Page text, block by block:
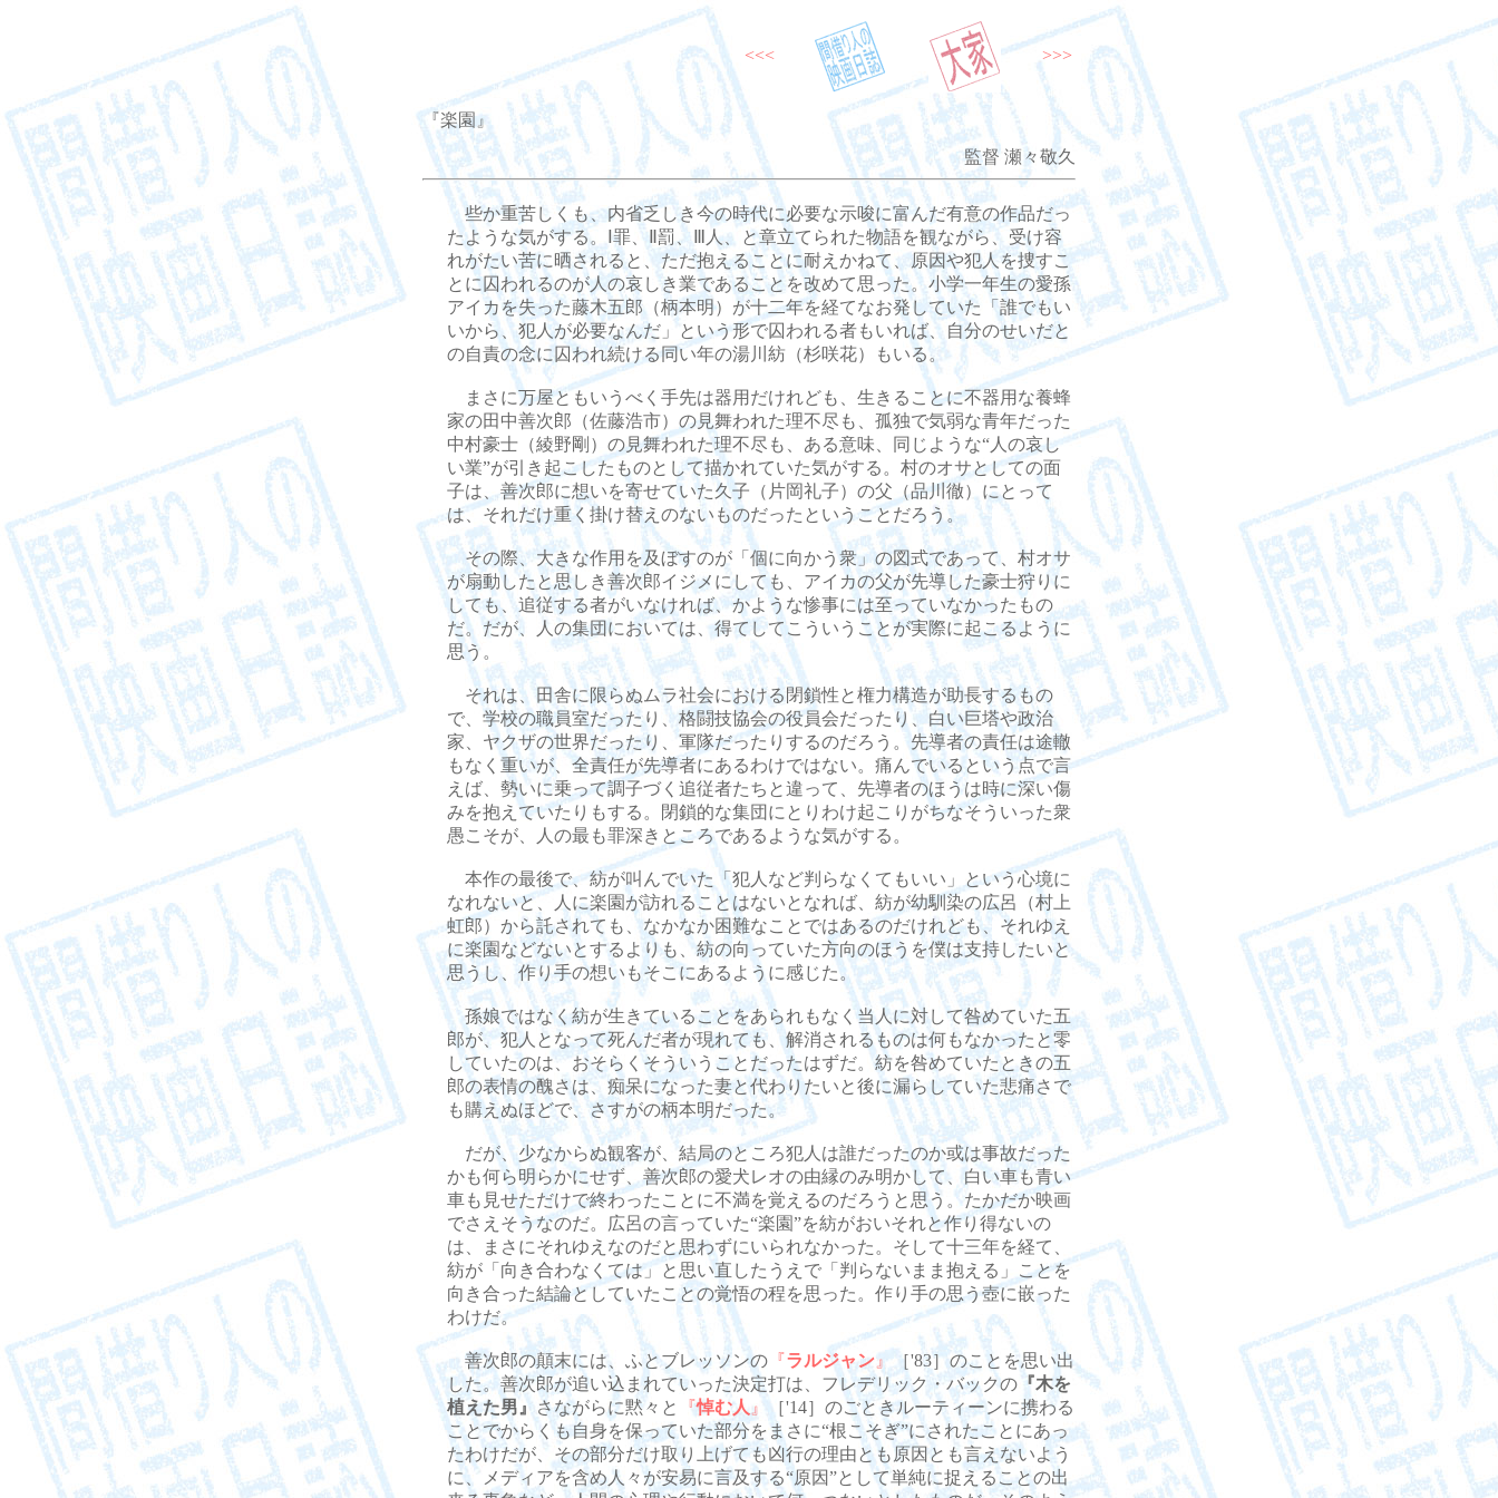
<<< >>>
『楽園』
監督 瀬々敬久
些か重苦しくも、内省乏しき今の時代に必要な示唆に富んだ有意の作品だっ
たような気がする。Ⅰ罪、Ⅱ罰、Ⅲ人、と章立てられた物語を観ながら、受け容
れがたい苦に晒されると、ただ抱えることに耐えかねて、原因や犯人を捜すこ
とに囚われるのが人の哀しき業であることを改めて思った。小学一年生の愛孫
アイカを失った藤木五郎（柄本明）が十二年を経てなお発していた「誰でもい
いから、犯人が必要なんだ」という形で囚われる者もいれば、自分のせいだと
の自責の念に囚われ続ける同い年の湯川紡（杉咲花）もいる。
まさに万屋ともいうべく手先は器用だけれども、生きることに不器用な養蜂
家の田中善次郎（佐藤浩市）の見舞われた理不尽も、孤独で気弱な青年だった
中村豪士（綾野剛）の見舞われた理不尽も、ある意味、同じような“人の哀し
い業”が引き起こしたものとして描かれていた気がする。村のオサとしての面
子は、善次郎に想いを寄せていた久子（片岡礼子）の父（品川徹）にとって
は、それだけ重く掛け替えのないものだったということだろう。
その際、大きな作用を及ぼすのが「個に向かう衆」の図式であって、村オサ
が扇動したと思しき善次郎イジメにしても、アイカの父が先導した豪士狩りに
しても、追従する者がいなければ、かような惨事には至っていなかったもの
だ。だが、人の集団においては、得てしてこういうことが実際に起こるように
思う。
それは、田舎に限らぬムラ社会における閉鎖性と権力構造が助長するもの
で、学校の職員室だったり、格闘技協会の役員会だったり、白い巨塔や政治
家、ヤクザの世界だったり、軍隊だったりするのだろう。先導者の責任は途轍
もなく重いが、全責任が先導者にあるわけではない。痛んでいるという点で言
えば、勢いに乗って調子づく追従者たちと違って、先導者のほうは時に深い傷
みを抱えていたりもする。閉鎖的な集団にとりわけ起こりがちなそういった衆
愚こそが、人の最も罪深きところであるような気がする。
本作の最後で、紡が叫んでいた「犯人など判らなくてもいい」という心境に
なれないと、人に楽園が訪れることはないとなれば、紡が幼馴染の広呂（村上
虹郎）から託されても、なかなか困難なことではあるのだけれども、それゆえ
に楽園などないとするよりも、紡の向っていた方向のほうを僕は支持したいと
思うし、作り手の想いもそこにあるように感じた。
孫娘ではなく紡が生きていることをあられもなく当人に対して咎めていた五
郎が、犯人となって死んだ者が現れても、解消されるものは何もなかったと零
していたのは、おそらくそういうことだったはずだ。紡を咎めていたときの五
郎の表情の醜さは、痴呆になった妻と代わりたいと後に漏らしていた悲痛さで
も購えぬほどで、さすがの柄本明だった。
だが、少なからぬ観客が、結局のところ犯人は誰だったのか或は事故だった
かも何ら明らかにせず、善次郎の愛犬レオの由縁のみ明かして、白い車も青い
車も見せただけで終わったことに不満を覚えるのだろうと思う。たかだか映画
でさえそうなのだ。広呂の言っていた“楽園”を紡がおいそれと作り得ないの
は、まさにそれゆえなのだと思わずにいられなかった。そして十三年を経て、
紡が「向き合わなくては」と思い直したうえで「判らないまま抱える」ことを
向き合った結論としていたことの覚悟の程を思った。作り手の思う壺に嵌った
わけだ。
善次郎の顛末には、ふとブレッソンの 『ラルジャン 』［'83］のことを思い出
した。善次郎が追い込まれていった決定打は、フレデリック・バックの 『木を
植えた男』さながらに黙々と 『悼む人 』
［'14］のごときルーティーンに携わる
ことでからくも自身を保っていた部分をまさに“根こそぎ”にされたことにあっ
たわけだが、その部分だけ取り上げても凶行の理由とも原因とも言えないよう
に、メディアを含め人々が安易に言及する“原因”として単純に捉えることの出